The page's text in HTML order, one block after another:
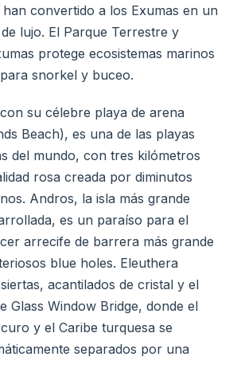
han convertido a los Exumas en un
lujo. El Parque Terrestre y
protege ecosistemas marinos
snorkel y buceo.
su célebre playa de arena
Beach), es una de las playas
del mundo, con tres kilómetros
rosa creada por diminutos
Andros, la isla más grande
es un paraíso para el
arrecife de barrera más grande
blue holes. Eleuthera
acantilados de cristal y el
Glass Window Bridge, donde el
y el Caribe turquesa se
separados por una